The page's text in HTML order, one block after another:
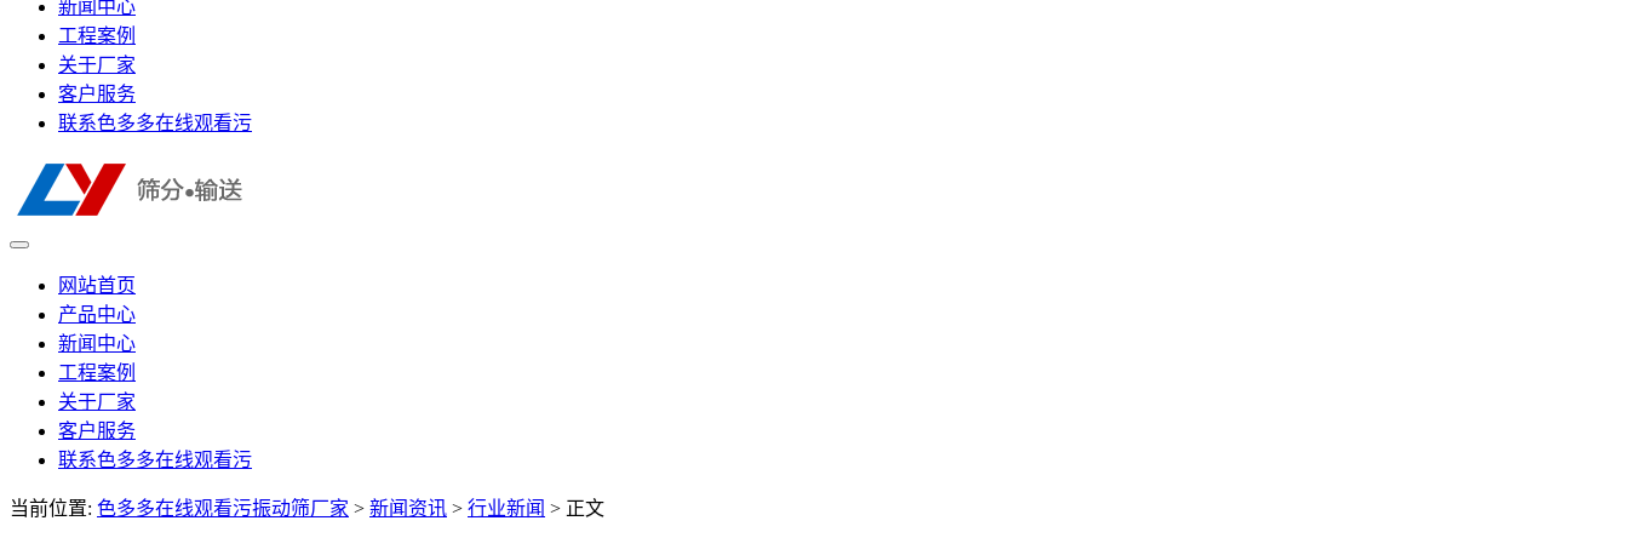
新闻中心
工程案例
关于厂家
客户服务
联系色多多在线观看污
网站首页
产品中心
新闻中心
工程案例
关于厂家
客户服务
联系色多多在线观看污
当前位置: 色多多在线观看污振动筛厂家 > 新闻资讯 > 行业新闻 > 正文